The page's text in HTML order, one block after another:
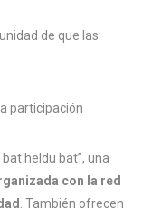
de que las
participación
heldu bat”, una
con la red
. También ofrecen